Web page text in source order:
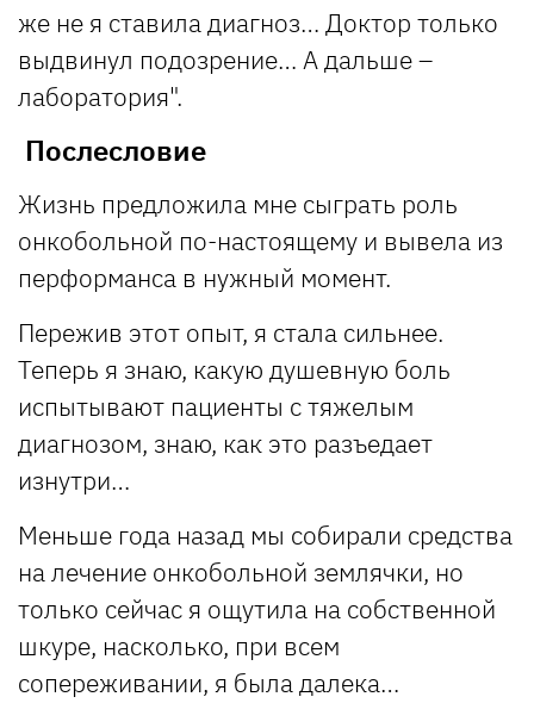
же не я ставила диагноз… Доктор только
выдвинул подозрение… А дальше –
лаборатория".
Послесловие
Жизнь предложила мне сыграть роль
онкобольной по-настоящему и вывела из
перформанса в нужный момент.
Пережив этот опыт, я стала сильнее.
Теперь я знаю, какую душевную боль
испытывают пациенты с тяжелым
диагнозом, знаю, как это разъедает
изнутри…
Меньше года назад мы собирали средства
на лечение онкобольной землячки, но
только сейчас я ощутила на собственной
шкуре, насколько, при всем
сопереживании, я была далека…